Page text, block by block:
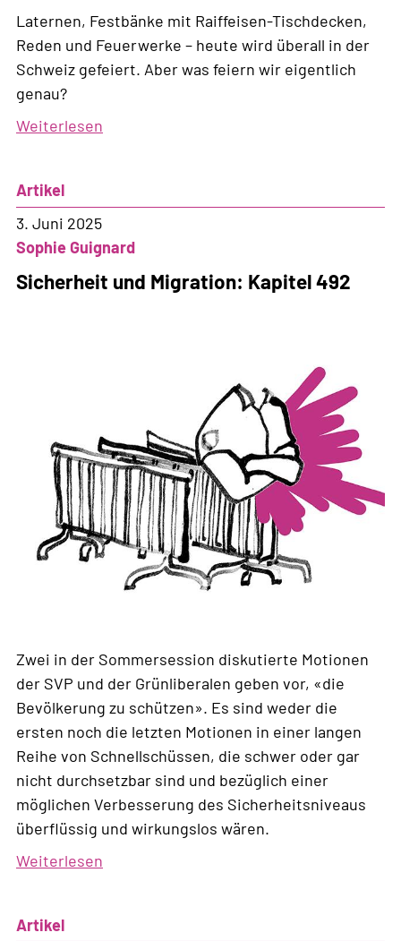
Laternen, Festbänke mit Raiffeisen-Tischdecken,
Reden und Feuerwerke – heute wird überall in der
Schweiz gefeiert. Aber was feiern wir eigentlich
genau?
Weiterlesen
Artikel
3. Juni 2025
Sophie Guignard
Sicherheit und Migration: Kapitel 492
Zwei in der Sommersession diskutierte Motionen
der SVP und der Grünliberalen geben vor, «die
Bevölkerung zu schützen». Es sind weder die
ersten noch die letzten Motionen in einer langen
Reihe von Schnellschüssen, die schwer oder gar
nicht durchsetzbar sind und bezüglich einer
möglichen Verbesserung des Sicherheitsniveaus
überflüssig und wirkungslos wären.
Weiterlesen
Artikel